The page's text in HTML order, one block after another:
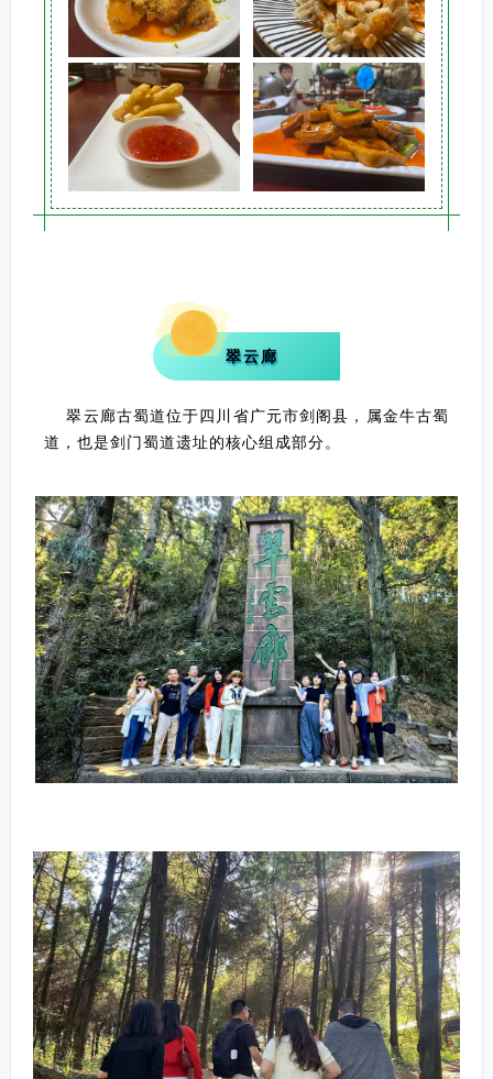
翠云廊
翠云廊古蜀道位于四川省广元市剑阁县，属金牛古蜀
道，也是剑门蜀道遗址的核心组成部分。